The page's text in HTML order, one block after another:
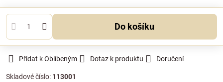
Do košíku
Přidat k Oblíbeným Dotaz k produktu Doručení
Skladové číslo: 113001